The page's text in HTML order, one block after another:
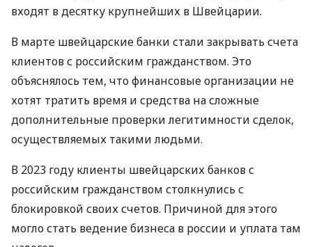
входят в десятку крупнейших в Швейцарии.
В марте швейцарские банки стали закрывать счета
клиентов с российским гражданством. Это
объяснялось тем, что финансовые организации не
хотят тратить время и средства на сложные
дополнительные проверки легитимности сделок,
осуществляемых такими людьми.
В 2023 году клиенты швейцарских банков с
российским гражданством столкнулись с
блокировкой своих счетов. Причиной для этого
могло стать ведение бизнеса в россии и уплата там